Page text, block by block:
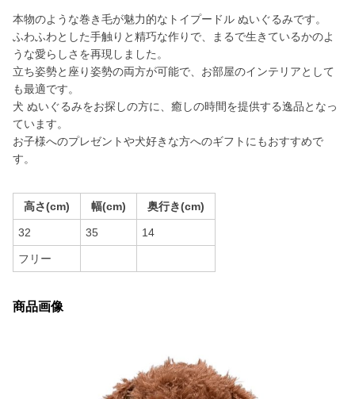
本物のような巻き毛が魅力的なトイプードル ぬいぐるみです。
ふわふわとした手触りと精巧な作りで、まるで生きているかのよ
うな愛らしさを再現しました。
立ち姿勢と座り姿勢の両方が可能で、お部屋のインテリアとして
も最適です。
犬 ぬいぐるみをお探しの方に、癒しの時間を提供する逸品となっ
ています。
お子様へのプレゼントや犬好きな方へのギフトにもおすすめで
す。
高さ(cm) 幅(cm) 奥行き(cm)
32 35 14
フリー
商品画像